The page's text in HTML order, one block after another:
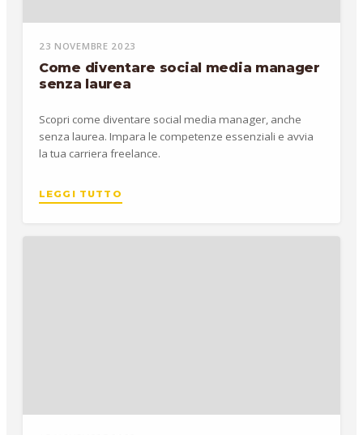
23 NOVEMBRE 2023
Come diventare social media manager
senza laurea
Scopri come diventare social media manager, anche
senza laurea. Impara le competenze essenziali e avvia
la tua carriera freelance.
LEGGI TUTTO